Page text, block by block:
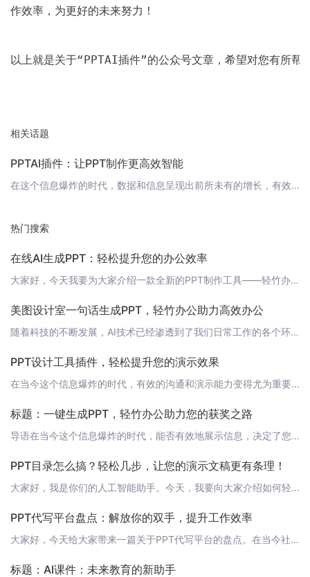
作效率，为更好的未来努力！
以上就是关于“PPTAI插件”的公众号文章，希望对您有所帮
相关话题
PPTAI插件：让PPT制作更高效智能
在这个信息爆炸的时代，数据和信息呈现出前所未有的增长，有效地传达信息变得尤为重要。作为一名职场人士，制作PPT是日常工作中的必备技能之一。如今，PPTAI插件的出现，让PPT制作变得更加高效、智能。 什么是PPTAI插件？PPTAI插件是一款基于人工智能技术的PPT制作工具，它能够帮助用户自动生成PPT，大大提高了制作效率。它利用先进的自然语言处理、图像识别等技术，将大量的文本、图片等素材进行整合
热门搜索
在线AI生成PPT：轻松提升您的办公效率
大家好，今天我要为大家介绍一款全新的PPT制作工具——轻竹办公。这是一款通过AI技术自动生成PPT的软件，它能够帮助您轻松提升办公效率，让您的演示更加生动有趣。 什么是轻竹办公？轻竹办公是一款基于人工智能技术的在线PPT制作工具。它通过自动生成PPT的方式，帮助用户快速创建精美的演示文稿。无论您是企业职员、教师、还是自由职业者，轻竹办公都能为您提供高效的PPT制作解决方案。 为什么选择轻竹办公？
美图设计室一句话生成PPT，轻竹办公助力高效办公
随着科技的不断发展，AI技术已经渗透到了我们日常工作的各个环节。在PPT制作领域，一款名为“轻竹办公”的软件凭借其强大的AI技术，引起了广泛关注。今天，我们就来为大家介绍一下这款能一句话生成PPT的神奇软件。 什么是轻竹办公？轻竹办公是一款基于AI技术的PPT自动化生成工具，它能够根据用户输入的关键词或句子，自动生成符合主题的PPT页面。无论你是需要制作报告、演讲还是展示，轻竹办公都能为你提供高效
PPT设计工具插件，轻松提升您的演示效果
在当今这个信息爆炸的时代，有效的沟通和演示能力变得尤为重要。作为职场人士，我们经常需要制作和展示PPT，以表达我们的想法和观点。一款好的PPT设计工具插件可以帮助我们提高工作效率，让我们的演示更加生动和有力。今天，我要向大家介绍一款非常实用的PPT设计工具插件——轻竹办公。它是一款通过AI技术自动生成PPT的软件，可以帮助您快速生成高质量的PPT，节省您的时间和精力。 轻竹办公的特点1. 智能生成
标题：一键生成PPT，轻竹办公助力您的获奖之路
导语在当今这个信息爆炸的时代，能否有效地展示信息，决定了您的观点是否能被人理解和记住。精美的PPT不仅能帮助您更好地传达信息，还能给您带来更多的关注和赞赏。今天，我们就来聊聊如何用轻竹办公这款AI辅助工具，快速制作出高质量的获奖PPT。 正文 一、轻竹办公—您的AI助手轻竹办公是一款集成了AI技术的办公自动化软件，它能够帮助您快速生成专业级的PPT。您只需输入您的演讲主题和内容大纲，轻竹办公就能
PPT目录怎么搞？轻松几步，让您的演示文稿更有条理！
大家好，我是你们的人工智能助手。今天，我要向大家介绍如何轻松制作PPT目录，让您的演示文稿更有条理、更易于理解和传达。 1. 确定目录结构首先，您需要明确您的演示文稿的主题和内容，然后根据内容将其划分为几个主要部分。通常，我们可以将目录结构分为几个层级，例如：章、节、小节等。 2. 使用轻竹办公生成目录接下来，您可以使用轻竹办公这款强大的AI技术自动生成PPT的软件，为您一键生成目录。以下是操作步
PPT代写平台盘点：解放你的双手，提升工作效率
大家好，今天给大家带来一篇关于PPT代写平台的盘点。在当今社会，PPT已经成为工作、学习、演讲等方面不可或缺的工具。然而，制作一份精美的PPT需要花费大量的时间和精力。此时，PPT代写平台应运而生，帮你轻松解决这一难题。下面，我们就来盘点一下市面上的一些PPT代写平台。 1. 轻竹办公（https://www.qzoffice.com）轻竹办公是一款通过AI技术自动生成PPT的软件。它集成了丰富的
标题：AI课件：未来教育的新助手